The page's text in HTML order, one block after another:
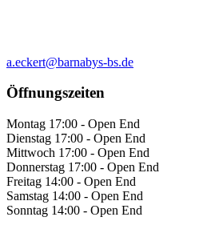
a.eckert@barnabys-bs.de
Öffnungszeiten
Montag 17:00 - Open End
Dienstag 17:00 - Open End
Mittwoch 17:00 - Open End
Donnerstag 17:00 - Open End
Freitag 14:00 - Open End
Samstag 14:00 - Open End
Sonntag 14:00 - Open End